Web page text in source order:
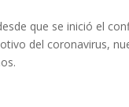
que se inició el
del coronavirus,